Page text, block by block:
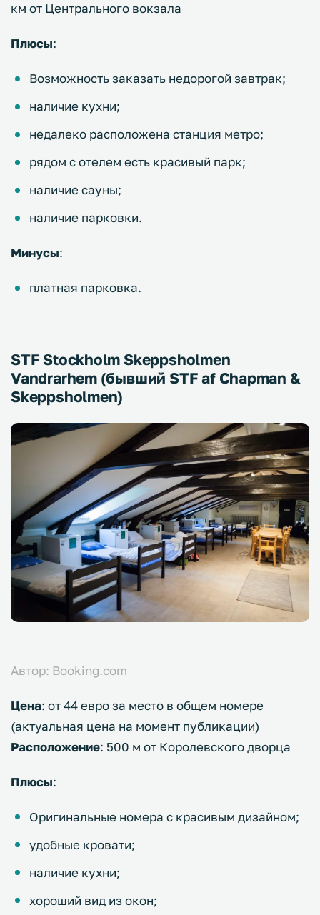
км от Центрального вокзала
Плюсы:
Возможность заказать недорогой завтрак;
наличие кухни;
недалеко расположена станция метро;
рядом с отелем есть красивый парк;
наличие сауны;
наличие парковки.
Минусы:
платная парковка.
STF Stockholm Skeppsholmen
Vandrarhem (бывший STF af Chapman &
Skeppsholmen)
Автор: Booking.com
Цена: от 44 евро за место в общем номере
(актуальная цена на момент публикации)
Расположение: 500 м от Королевского дворца
Плюсы:
Оригинальные номера с красивым дизайном;
удобные кровати;
наличие кухни;
хороший вид из окон;